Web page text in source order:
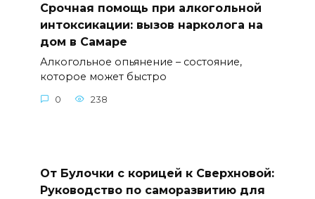
Срочная помощь при алкогольной
интоксикации: вызов нарколога на
дом в Самаре
Алкогольное опьянение – состояние,
которое может быстро
0 238
От Булочки с корицей к Сверхновой:
Руководство по саморазвитию для